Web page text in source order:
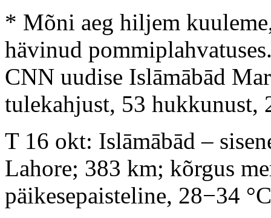
* Mõni aeg hiljem
hävinud
CNN uudise Islāmābād
tulekahjust, 53 hukkunust,
T 16 okt: Islāmābād –
Lahore; 383 km; kõrgus
päikesepaisteline, 28−34 °C